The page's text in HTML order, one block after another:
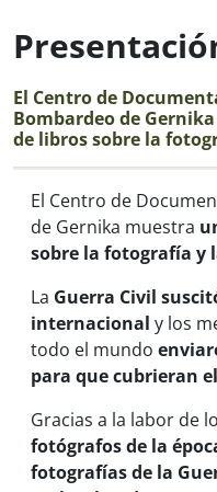
El Centro de
Bombardeo de
de libros sobre la
El Centro de
de Gernika muestra
sobre la fotografía y
La Guerra Civil
internacional y los
todo el mundo
para que cubrieran
Gracias a la labor de
fotógrafos de la
fotografías de la